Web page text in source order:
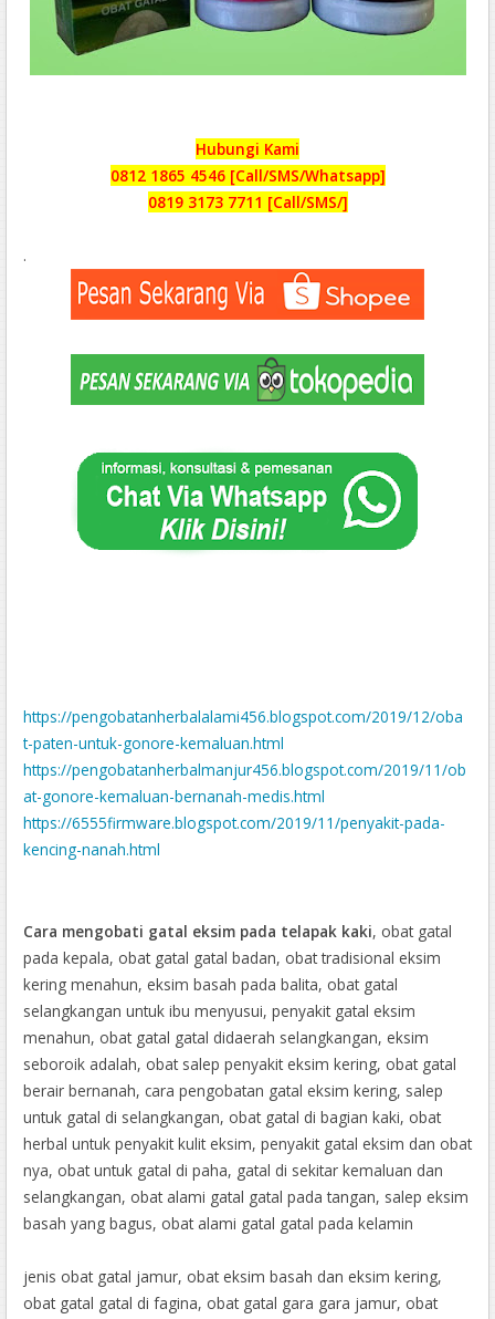
Hubungi Kami
0812 1865 4546 [Call/SMS/Whatsapp]
0819 3173 7711 [Call/SMS/]
.
https://pengobatanherbalalami456.blogspot.com/2019/12/oba
t-paten-untuk-gonore-kemaluan.html
https://pengobatanherbalmanjur456.blogspot.com/2019/11/ob
at-gonore-kemaluan-bernanah-medis.html
https://6555firmware.blogspot.com/2019/11/penyakit-pada-
kencing-nanah.html
Mengobati Eksim Kulit
https://afterabortionhelp.blogspot.com/2019/11/obat-untuk-
gonore-kemaluan-keluar-nanah.html
Obat Kencing Nanah Secara Medis
https://affiliate-assets.blogspot.com/2019/12/cara-
menghilangkan-kutil-kelamin.html
Obat Herbal Menyembuhkan Stroke
https://azurerin-pov.blogspot.com/2019/11/penyakit-ambeien-
setelah-melahirkan.html
https://ayaarei.blogspot.com/2019/12/obat-terapi-gonore-
kencing-nanah.html
Penyebab Kemaluan Keluar Nanah
Mengobati Kutil Kelamin Dengan Daun Sirsak
Cara mengobati gatal eksim pada telapak kaki, obat gatal
pada kepala, obat gatal gatal badan, obat tradisional eksim
kering menahun, eksim basah pada balita, obat gatal
selangkangan untuk ibu menyusui, penyakit gatal eksim
menahun, obat gatal gatal didaerah selangkangan, eksim
seboroik adalah, obat salep penyakit eksim kering, obat gatal
berair bernanah, cara pengobatan gatal eksim kering, salep
untuk gatal di selangkangan, obat gatal di bagian kaki, obat
herbal untuk penyakit kulit eksim, penyakit gatal eksim dan obat
nya, obat untuk gatal di paha, gatal di sekitar kemaluan dan
selangkangan, obat alami gatal gatal pada tangan, salep eksim
basah yang bagus, obat alami gatal gatal pada kelamin
jenis obat gatal jamur, obat eksim basah dan eksim kering,
obat gatal gatal di fagina, obat gatal gara gara jamur, obat